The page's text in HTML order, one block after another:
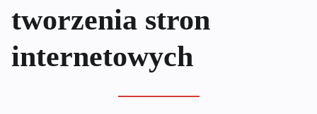
tworzenia stron
internetowych